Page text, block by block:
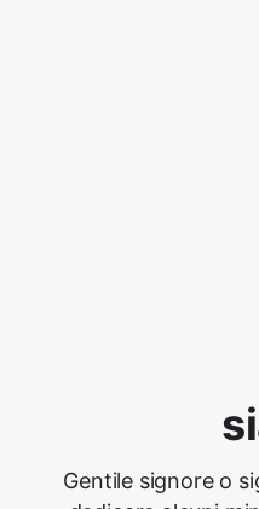
Gentile signore o